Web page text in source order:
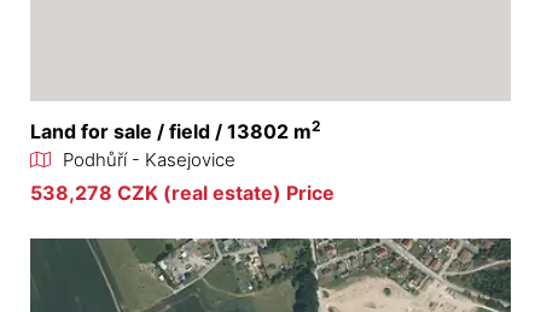
Land for sale / field / 13802 m2
Podhůří - Kasejovice
538,278 CZK (real estate) Price